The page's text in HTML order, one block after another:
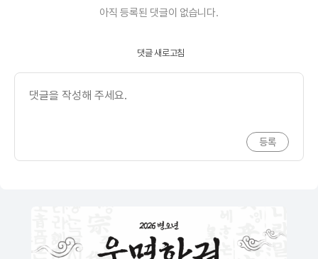
아직 등록된 댓글이 없습니다.
댓글 새로고침